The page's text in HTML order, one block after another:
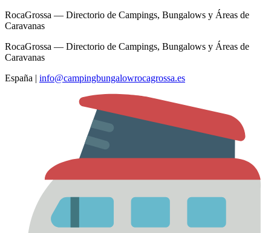
RocaGrossa — Directorio de Campings, Bungalows y Áreas de
Caravanas
RocaGrossa — Directorio de Campings, Bungalows y Áreas de
Caravanas
España | info@campingbungalowrocagrossa.es